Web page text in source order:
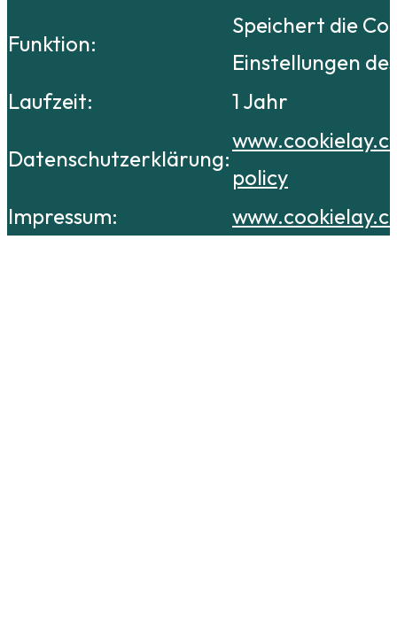
Funktion:
Speichert die
Einstellungen
Laufzeit:
1 Jahr
Datenschutzerklärung:
policy
Impressum: